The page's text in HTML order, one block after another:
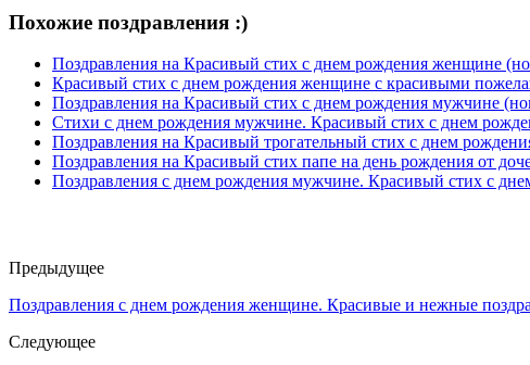
Похожие поздравления :)
Поздравления на Красивый стих с днем рождения женщине
Красивый стих с днем рождения женщине с красивыми
Поздравления на Красивый стих с днем рождения мужчине
Стихи с днем рождения мужчине. Красивый стих с днем
Поздравления на Красивый трогательный стих с днем
Поздравления на Красивый стих папе на день рождения от
Поздравления с днем рождения мужчине. Красивый стих с
Предыдущее
Поздравления с днем рождения женщине. Красивые и нежные
Следующее